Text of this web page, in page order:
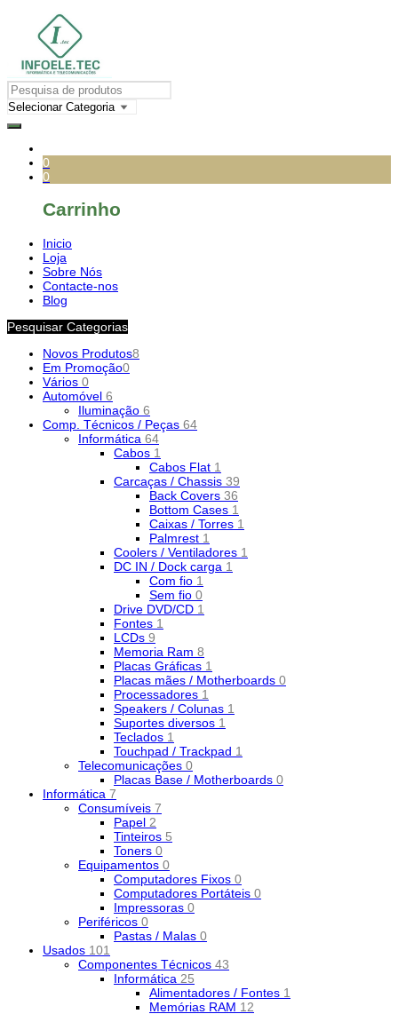
0
0
Carrinho
Inicio
Loja
Sobre Nós
Contacte-nos
Blog
Pesquisar Categorias
Novos Produtos8
Em Promoção0
Vários 0
Automóvel 6
Iluminação 6
Comp. Técnicos / Peças 64
Informática 64
Cabos 1
Cabos Flat 1
Carcaças / Chassis 39
Back Covers 36
Bottom Cases 1
Caixas / Torres 1
Palmrest 1
Coolers / Ventiladores 1
DC IN / Dock carga 1
Com fio 1
Sem fio 0
Drive DVD/CD 1
Fontes 1
LCDs 9
Memoria Ram 8
Placas Gráficas 1
Placas mães / Motherboards 0
Processadores 1
Speakers / Colunas 1
Suportes diversos 1
Teclados 1
Touchpad / Trackpad 1
Telecomunicações 0
Placas Base / Motherboards 0
Informática 7
Consumíveis 7
Papel 2
Tinteiros 5
Toners 0
Equipamentos 0
Computadores Fixos 0
Computadores Portáteis 0
Impressoras 0
Periféricos 0
Pastas / Malas 0
Usados 101
Componentes Técnicos 43
Informática 25
Alimentadores / Fontes 1
Memórias RAM 12